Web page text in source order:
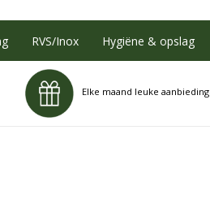
RVS/Inox Hygiëne & opslag
Elke maand leuke